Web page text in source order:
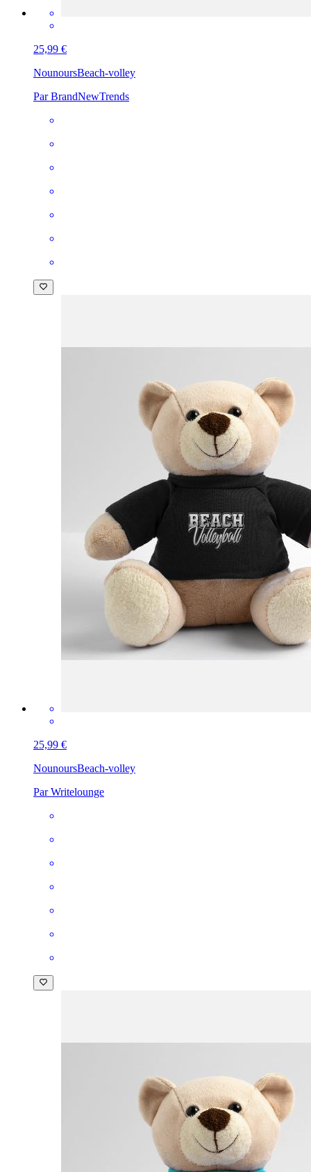
25,99 €
NounoursBeach-volley
Par BrandNewTrends
25,99 €
NounoursBeach-volley
Par Writelounge